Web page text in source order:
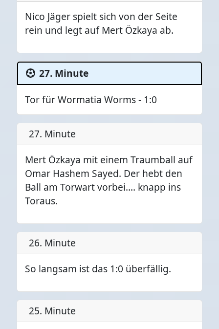
Nico Jäger spielt sich von der Seite
rein und legt auf Mert Özkaya ab.
27. Minute
Tor für Wormatia Worms - 1:0
27. Minute
Mert Özkaya mit einem Traumball auf
Omar Hashem Sayed. Der hebt den
Ball am Torwart vorbei…. knapp ins
Toraus.
26. Minute
So langsam ist das 1:0 überfällig.
25. Minute